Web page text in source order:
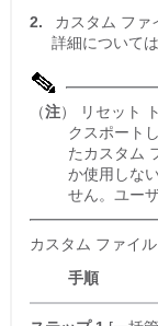
2.
カスタム ファ
詳細については
（注） リセット
クスポート
たカスタム
か使用しな
せん。ユー
カスタム ファイ
手順